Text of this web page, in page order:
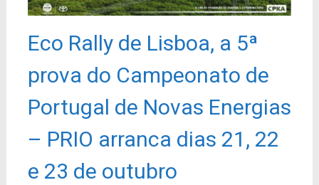
Eco Rally de Lisboa, a 5ª
prova do Campeonato de
Portugal de Novas Energias
– PRIO arranca dias 21, 22
e 23 de outubro